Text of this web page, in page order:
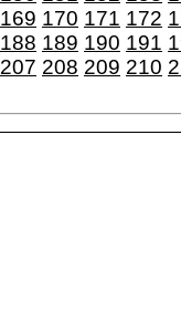
169 170 171 172
188 189 190 191
207 208 209 210